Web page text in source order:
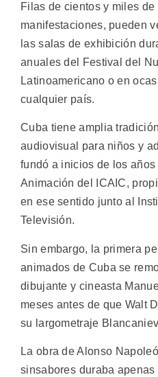
Filas de cientos y miles
manifestaciones, pueden
las salas de exhibición
anuales del Festival del
Latinoamericano o en
cualquier país.
Cuba tiene amplia
audiovisual para niños y
fundó a inicios de los
Animación del ICAIC,
en ese sentido junto al
Televisión.
Sin embargo, la primera
animados de Cuba se
dibujante y cineasta
meses antes de que Walt
su largometraje
La obra de Alonso
sinsabores duraba